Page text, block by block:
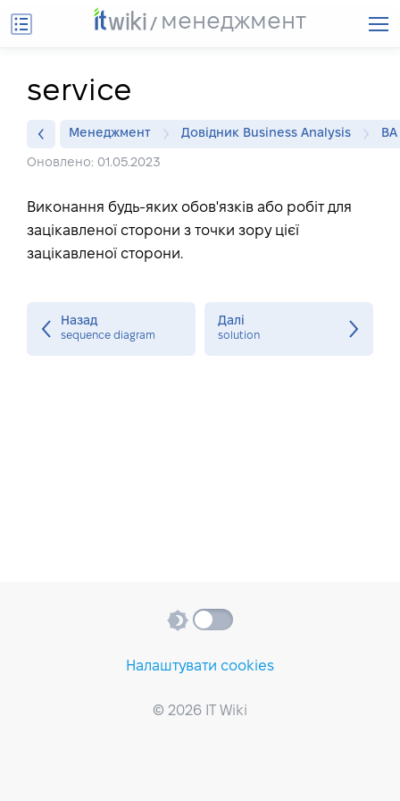
менеджмент
service
Менеджмент Довідник Business Analysis BA
Оновлено: 01.05.2023
Виконання будь-яких обов'язків або робіт для
зацікавленої сторони з точки зору цієї
зацікавленої сторони.
Назад
sequence diagram
Далі
solution
Налаштувати cookies
© 2026 IT Wiki